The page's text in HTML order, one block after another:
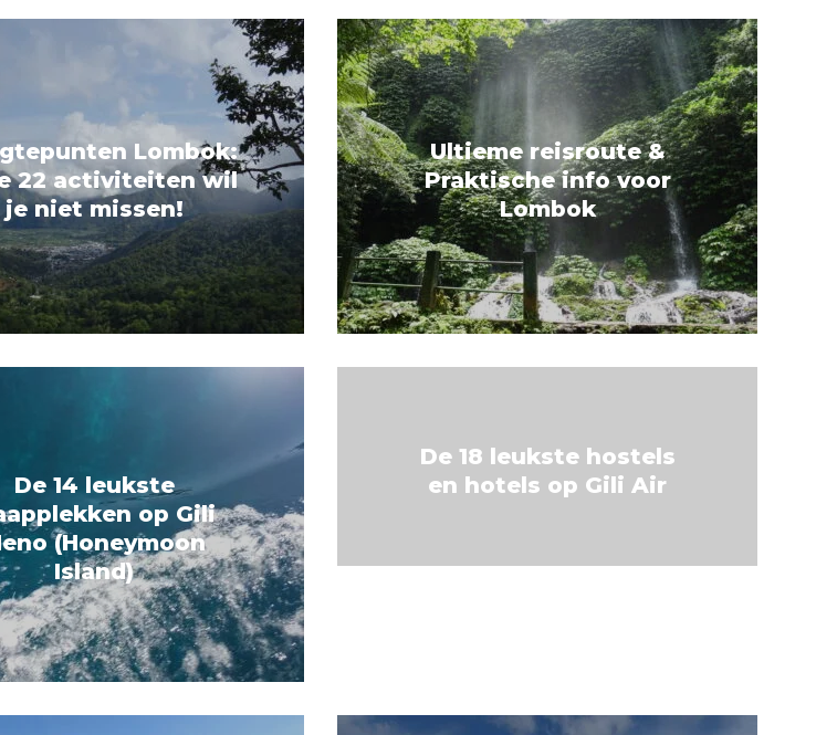
Lombok:
22 activiteiten wil
je niet missen!
Ultieme reisroute &
Praktische info voor
Lombok
De 14 leukste
op Gili
(Honeymoon
Island)
De 18 leukste hostels
en hotels op Gili Air